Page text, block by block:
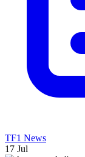
TF1 News
17 Jul